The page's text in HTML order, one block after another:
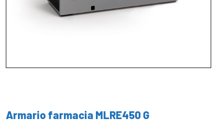
Armario farmacia MLRE450 G